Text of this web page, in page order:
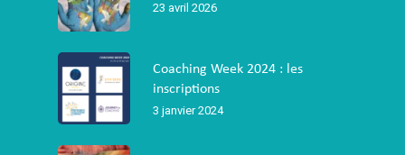
23 avril 2026
Coaching Week 2024 : les
inscriptions
3 janvier 2024